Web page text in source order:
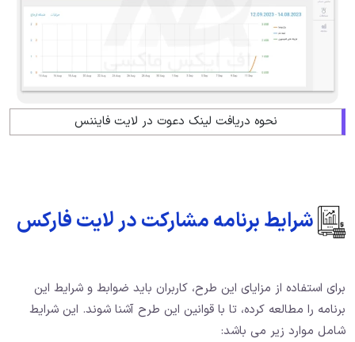
نحوه دریافت لینک دعوت در لایت فایننس
شرایط برنامه مشارکت در لایت فارکس
برای استفاده از مزایای این طرح، کاربران باید ضوابط و شرایط این
برنامه را مطالعه کرده،‌ تا با قوانین این طرح آشنا شوند. این شرایط
شامل موارد زیر می باشد: